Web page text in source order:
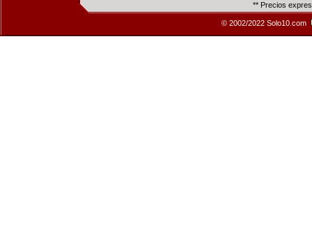
** Precios
© 2002/2022 Solo10.com